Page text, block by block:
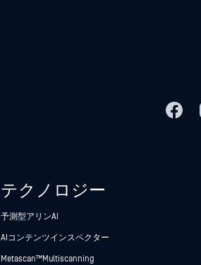
テクノロジー
予測型アリンAI
AIコンテンツインスペクター
Metascan™ Multiscanning